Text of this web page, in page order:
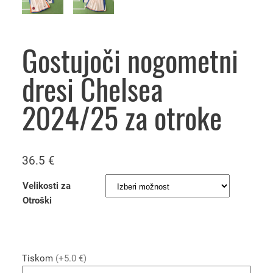
Gostujoči nogometni
dresi Chelsea
2024/25 za otroke
36.5 €
Velikosti za
Otroški
Tiskom (+5.0 €)